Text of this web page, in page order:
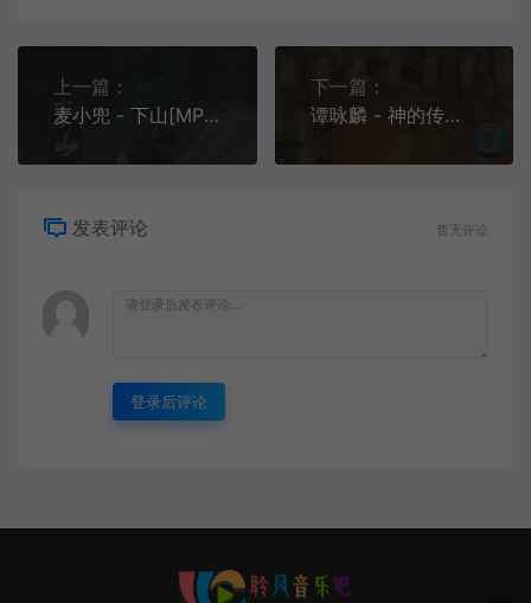
上一篇：
麦小兜 - 下山[MP3-320K/FLAC][6.71M/17.8M]
下一篇：
谭咏麟 - 神的传说[MP3-320K/FLAC][10.0M/28.1M]
发表评论 暂无评论
登录后评论